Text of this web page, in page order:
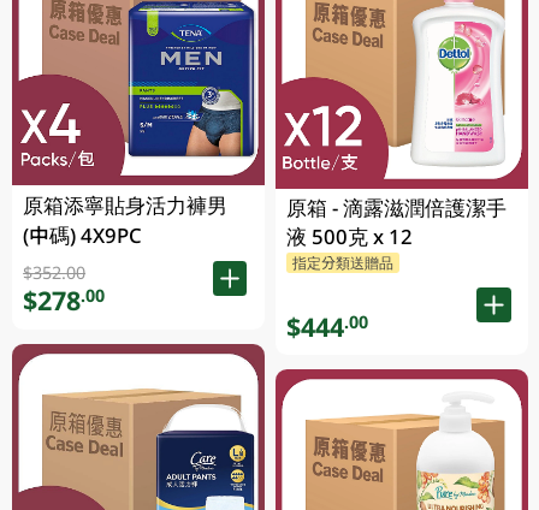
原箱添寧貼身活力褲男
(中碼) 4X9PC
$352.00
$278.00
原箱 - 滴露滋潤倍護潔手
液 500克 x 12
指定分類送贈品
$444.00